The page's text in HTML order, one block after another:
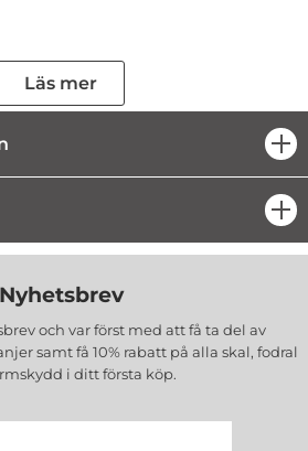
material som skyddar din iPhone 16
kanterna runt skärmen och
skydd mot repor och sprickor. Dess
åtkomst till alla portar och knappar.
RSG
iPhone 16
mobilskal erbjuder en perfekt balans
vilket gör det till ett utmärkt val för
Läs mer
Nyhetsbrev
och var först med att få ta del av
samt få 10% rabatt på alla skal, fodral
i ditt första köp.